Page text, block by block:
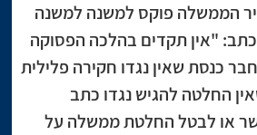
הממשלה פוקס למשנה למשנה
כתב: "אין תקדים בהלכה הפסוקה
כנסת שאין נגדו חקירה פלילית
החלטה להגיש נגדו כתב
או לבטל החלטת ממשלה על